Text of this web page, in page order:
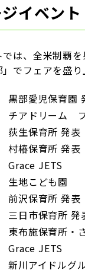
イベント
は、全米制覇
」でフェアを盛
黒部愛児保育園
チアドリーム
荻生保育所 発表
村椿保育所 発表
Grace JETS
生地こども園
前沢保育所 発表
三日市保育所 発
東布施保育所・
Grace JETS
新川アイドルグ